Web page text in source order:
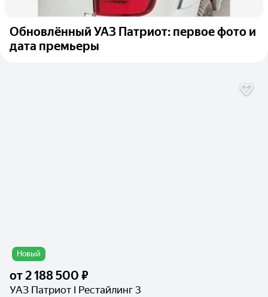
Обновлённый УАЗ Патриот: первое фото и
дата премьеры
Новый
от2 188 500 ₽
УАЗ Патриот I Рестайлинг 3